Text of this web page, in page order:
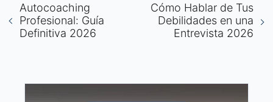
Autocoaching
Profesional: Guía
Definitiva 2026
Cómo Hablar de Tus
Debilidades en una
Entrevista 2026